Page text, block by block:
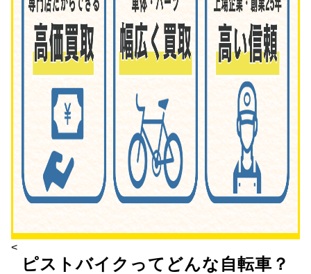
<
ピストバイクってどんな自転車？